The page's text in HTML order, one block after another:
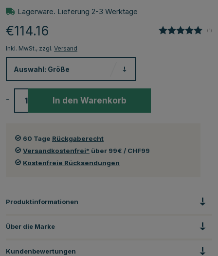
Lagerware. Lieferung 2-3 Werktage
€114.16 (1)
Inkl. MwSt., zzgl. Versand
Auswahl: Größe
- In den Warenkorb
60 Tage Rückgaberecht
Versandkostenfrei* über 99€ / CHF99
Kostenfreie Rücksendungen
Produktinformationen
Über die Marke
Kundenbewertungen